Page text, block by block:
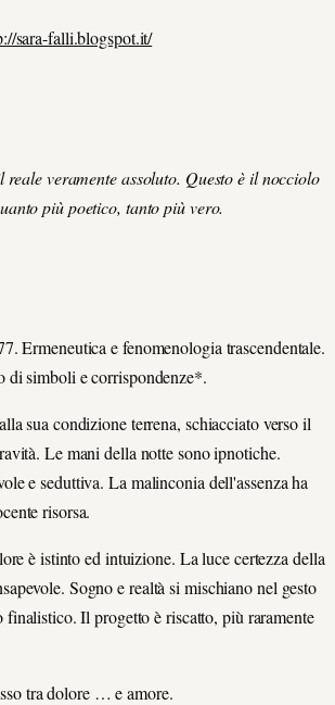
sara-falli.blogspot.it/
veramente assoluto. Questo è il nocciolo
più poetico, tanto più vero.
Ermeneutica e fenomenologia trascendentale.
di simboli e corrispondenze*.
sua condizione terrena, schiacciato verso il
Le mani della notte sono ipnotiche.
e seduttiva. La malinconia dell'assenza ha
risorsa.
è istinto ed intuizione. La luce certezza della
Sogno e realtà si mischiano nel gesto
finalistico. Il progetto è riscatto, più raramente
tra dolore … e amore.